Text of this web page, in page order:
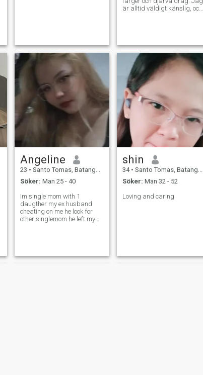
är alltid väldigt känslig, och
Angeline
23 • Santo Tomas, Batangas, Filippinerna
Söker: Man 25 - 40
Im single mom with 1
daugther my ex husband
cheating on me he look for
other singlemom he left my
feelings and physical ,
shin
34 • Santo Tomas, Batangas, Filippinerna
Söker: Man 32 - 52
Loving and caring